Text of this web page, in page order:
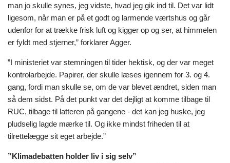
man jo skulle synes, jeg vidste, hvad jeg gik ind til. Det var lidt
ligesom, når man er på et godt og larmende værtshus og går
udenfor for at trække frisk luft og kigger op og ser, at himmelen
er fyldt med stjerner,” forklarer Agger.
”I ministeriet var stemningen til tider hektisk, og der var meget
kontrolarbejde. Papirer, der skulle læses igennem for 3. og 4.
gang, fordi man skulle se, om de var blevet ændret, siden man
så dem sidst. På det punkt var det dejligt at komme tilbage til
RUC, tilbage til latteren på gangene - det kan jeg huske, jeg
pludselig lagde mærke til. Og ikke mindst friheden til at
tilrettelægge sit eget arbejde.”
”Klimadebatten holder liv i sig selv”